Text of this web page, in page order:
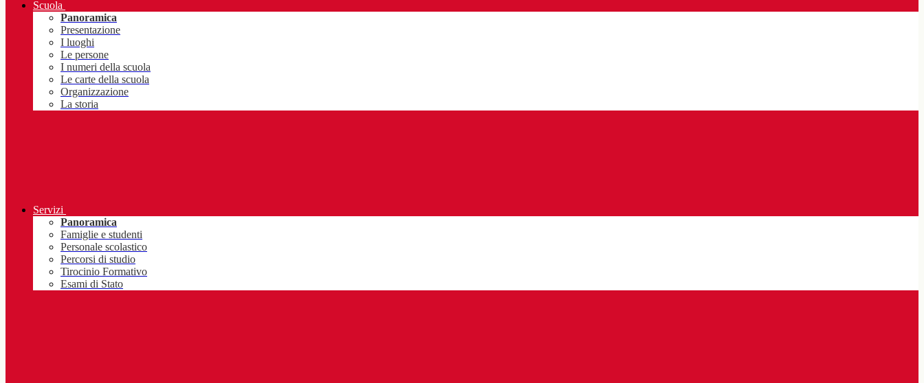
Scuola
Panoramica
Presentazione
I luoghi
Le persone
I numeri della scuola
Le carte della scuola
Organizzazione
La storia
Servizi
Panoramica
Famiglie e studenti
Personale scolastico
Percorsi di studio
Tirocinio Formativo
Esami di Stato